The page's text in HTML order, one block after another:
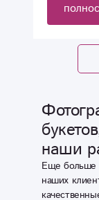
сервис!
наши
Еще больше
наших